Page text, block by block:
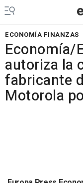
ECONOMÍA FINANZAS
Economía/
autoriza la
fabricante
Motorola